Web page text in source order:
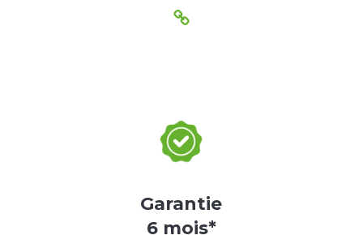
Garantie
6 mois*